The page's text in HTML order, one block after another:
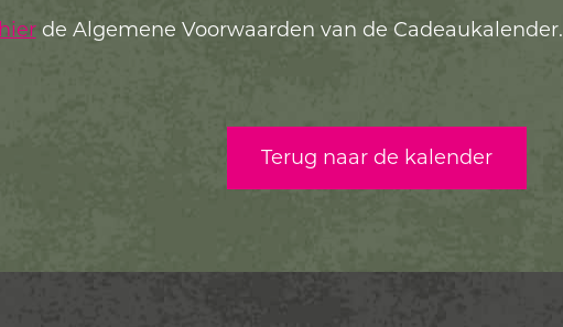
hierde Algemene Voorwaarden van de Cadeaukalender.
Terug naar de kalender